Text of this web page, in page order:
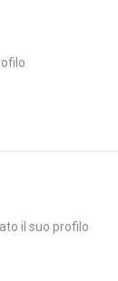
il suo profilo